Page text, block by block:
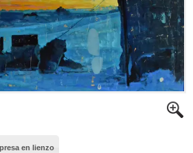
en lienzo